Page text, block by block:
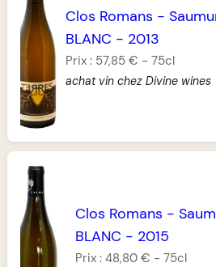
Clos Romans -
BLANC - 2013
Prix : 57,85 € -75cl
achat vin chez Divine wines
Clos Romans -
BLANC - 2015
Prix : 48,80 € - 75cl